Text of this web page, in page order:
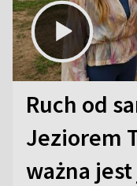
Ruch od
Jeziorem
ważna